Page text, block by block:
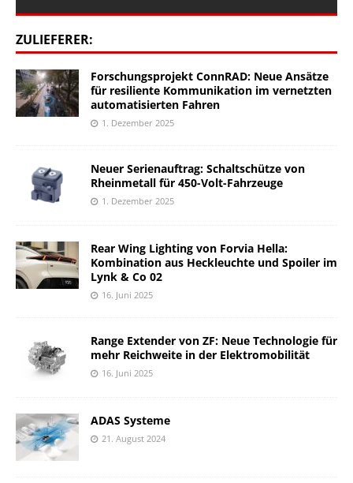
ZULIEFERER:
Forschungsprojekt ConnRAD: Neue Ansätze
für resiliente Kommunikation im vernetzten
automatisierten Fahren
1. Dezember 2025
Neuer Serienauftrag: Schaltschütze von
Rheinmetall für 450-Volt-Fahrzeuge
1. Dezember 2025
Rear Wing Lighting von Forvia Hella:
Kombination aus Heckleuchte und Spoiler im
Lynk & Co 02
16. Juni 2025
Range Extender von ZF: Neue Technologie für
mehr Reichweite in der Elektromobilität
16. Juni 2025
ADAS Systeme
21. August 2024